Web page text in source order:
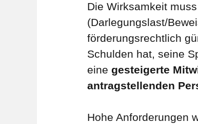
Die Wirksamkeit
(Darlegungslast/
förderungsrechtlich
Schulden hat, seine
einegesteigerte
antragstellenden
Hohe Anforderungen